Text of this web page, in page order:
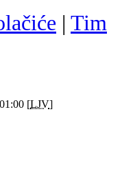
| Tim
[LJV]